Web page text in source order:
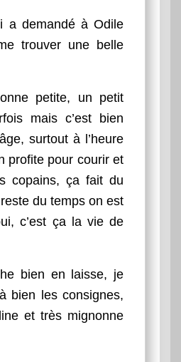
a demandé à Odile
trouver une belle
petite, un petit
mais c’est bien
surtout à l’heure
profite pour courir et
copains, ça fait du
du temps on est
c’est ça la vie de
bien en laisse, je
bien les consignes,
et très mignonne